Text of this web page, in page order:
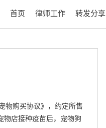
首页 律师工作 转发分享
物购买协议》，约定所售
物店接种疫苗后，宠物狗